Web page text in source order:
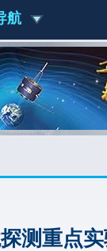
航
测重点